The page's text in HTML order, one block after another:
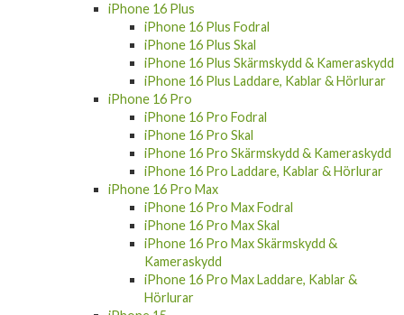
iPhone 16 Plus
iPhone 16 Plus Fodral
iPhone 16 Plus Skal
iPhone 16 Plus Skärmskydd & Kameraskydd
iPhone 16 Plus Laddare, Kablar & Hörlurar
iPhone 16 Pro
iPhone 16 Pro Fodral
iPhone 16 Pro Skal
iPhone 16 Pro Skärmskydd & Kameraskydd
iPhone 16 Pro Laddare, Kablar & Hörlurar
iPhone 16 Pro Max
iPhone 16 Pro Max Fodral
iPhone 16 Pro Max Skal
iPhone 16 Pro Max Skärmskydd &
Kameraskydd
iPhone 16 Pro Max Laddare, Kablar &
Hörlurar